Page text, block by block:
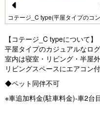
Pr
vi
o
u
コテージ_C type(平屋タイプのコ
【コテージ_C typeについて】
平屋タイプのカジュアルなロ
室内は寝室・リビング・半屋
リビングスペースにエアコン
◆ペット同伴不可
※車追加料金(駐車料金)-車2台